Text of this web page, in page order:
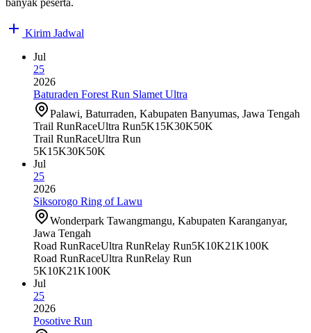
Kirim Jadwal
Jul
25
2026
Baturaden Forest Run Slamet Ultra
Palawi, Baturraden, Kabupaten Banyumas, Jawa Tengah
Trail RunRaceUltra Run5K15K30K50K
Trail RunRaceUltra Run
5K15K30K50K
Jul
25
2026
Siksorogo Ring of Lawu
Wonderpark Tawangmangu, Kabupaten Karanganyar,
Jawa Tengah
Road RunRaceUltra RunRelay Run5K10K21K100K
Road RunRaceUltra RunRelay Run
5K10K21K100K
Jul
25
2026
Posotive Run